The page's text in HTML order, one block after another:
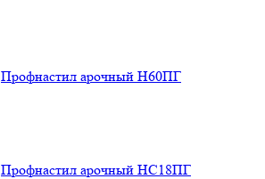
Профнастил арочный Н60ПГ
Профнастил арочный НС18ПГ